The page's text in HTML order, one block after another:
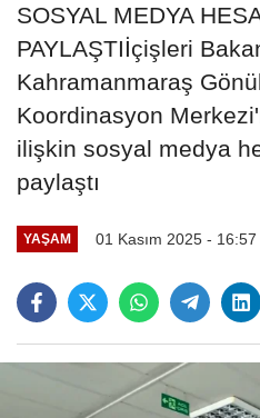
SOSYAL MEDYA
PAYLAŞTIİçişleri
Kahramanmaraş
Koordinasyon
ilişkin sosyal medya
paylaştı
YAŞAM 01 Kasım 2025 - 16:57